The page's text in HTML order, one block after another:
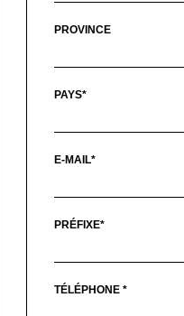
PROVINCE
PAYS*
E-MAIL*
PRÉFIXE*
TÉLÉPHONE *